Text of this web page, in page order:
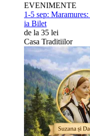
EVENIMENTE
1-5 sep:
ia Bilet
de la 35 lei
Casa Traditiilor